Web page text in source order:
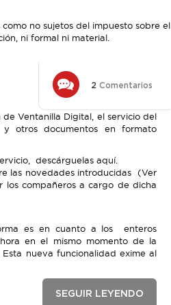
no sujetos del impuesto sobre el
ni formal ni material.
2 Comentarios
Ventanilla Digital, el servicio del
otros documentos en formato
descárguelas aquí.
las novedades introducidas (Ver
los compañeros a cargo de dicha
es en cuanto a los enteros
en el mismo momento de la
nueva funcionalidad exime al
SEGUIR LEYENDO